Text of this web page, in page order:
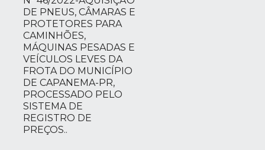
DE PNEUS, CÂMARAS E
PROTETORES PARA
CAMINHÕES,
MÁQUINAS PESADAS E
VEÍCULOS LEVES DA
FROTA DO MUNICÍPIO
DE CAPANEMA-PR,
PROCESSADO PELO
SISTEMA DE
REGISTRO DE
PREÇOS..